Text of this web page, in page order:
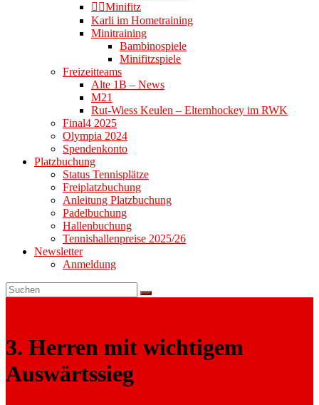
👉🏻Minifitz
Karli im Hometraining
Minitraining
Bambinospiele
Minifitzspiele
Freizeitteams
Alte 1B – News
M21
Rut-Wiess Keulen – Elternhockey im RWK
Final4 2025
Olympia 2024
Spendenkonto
Platzbuchung
Status Tennisplätze
Freiplatzbuchung
Anleitung Platzbuchung
Padelbuchung
Hallenbuchung
Tennishallenpreise 2025/26
Newsletter
Anmeldung
3. Herren mit wichtigem
Auswärtssieg